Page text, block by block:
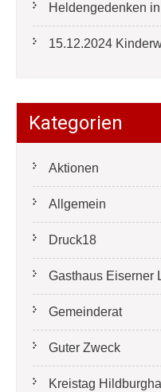
Heldengedenken
15.12.2024
Kategorien
Aktionen
Allgemein
Druck18
Gasthaus Eiserner
Gemeinderat
Guter Zweck
Kreistag